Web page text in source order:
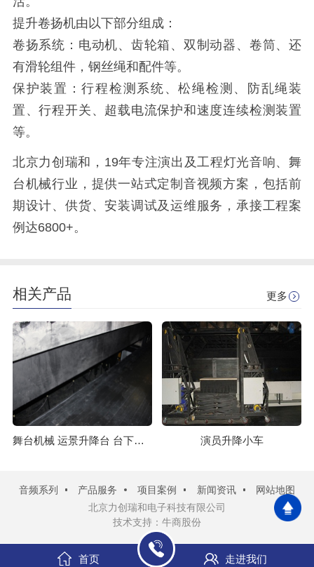
提升卷扬机由以下部分组成：
卷扬系统：电动机、齿轮箱、双制动器、卷筒、还
有滑轮组件，钢丝绳和配件等。
保护装置：行程检测系统、松绳检测、防乱绳装
置、行程开关、超载电流保护和速度连续检测装置
等。
北京力创瑞和，19年专注演出及工程灯光音响、舞
台机械行业，提供一站式定制音视频方案，包括前
期设计、供货、安装调试及运维服务，承接工程案
例达6800+。
相关产品 更多
舞台机械 运景升降台 台下设备 演员升降小车
音频系列 产品服务 项目案例 新闻资讯
网站地图
北京力创瑞和电子科技有限公司
技术支持：牛商股份
首页 走进我们